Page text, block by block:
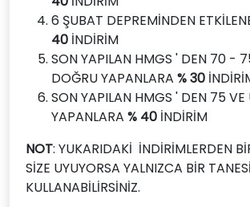
6 ŞUBAT DEPREMİNDEN
40 İNDİRİM
SON YAPILAN HMGS ' DEN 70 -
DOĞRU YAPANLARA % 30
SON YAPILAN HMGS ' DEN 75
YAPANLARA % 40 İNDİRİM
NOT: YUKARIDAKİ İNDİRİMLERDEN
SİZE UYUYORSA YALNIZCA BİR
KULLANABİLİRSİNİZ.